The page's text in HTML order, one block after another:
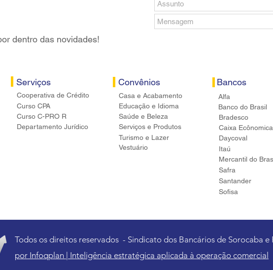
dentro das novidades!
Serviços
Cooperativa de Crédito
Curso CPA
Curso C-PRO R
Departamento Jurídico
Convênios
Casa e Acabamento
Educação e Idioma
Saúde e Beleza
Serviços e Produtos
Turismo e Lazer
Vestuário
Bancos
Alfa
Banco do Brasil
Bradesco
Caixa
Daycoval
Itaú
Mercantil do
Safra
Santander
Sofisa
Todos os direitos reservados - Sindicato dos Bancários de Sorocaba
por Infoqplan | Inteligência estratégica aplicada à operação comercial